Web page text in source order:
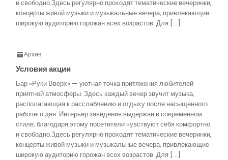
и свободно.Здесь регулярно проходят тематические вечеринки,
концерты живой музыки и музыкальные вечера, привлекающие
широкую аудиторию горожан всех возрастов. Для […]
Архив
Условия акции
Бар «Руки Вверх» — уютная точка притяжения любителей
приятной атмосферы. Здесь каждый вечер звучит музыка,
располагающая к расслаблению и отдыху после насыщенного
рабочего дня. Интерьер заведения выдержан в современном
стиле, благодаря этому посетители чувствуют себя комфортно
и свободно.Здесь регулярно проходят тематические вечеринки,
концерты живой музыки и музыкальные вечера, привлекающие
широкую аудиторию горожан всех возрастов. Для […]